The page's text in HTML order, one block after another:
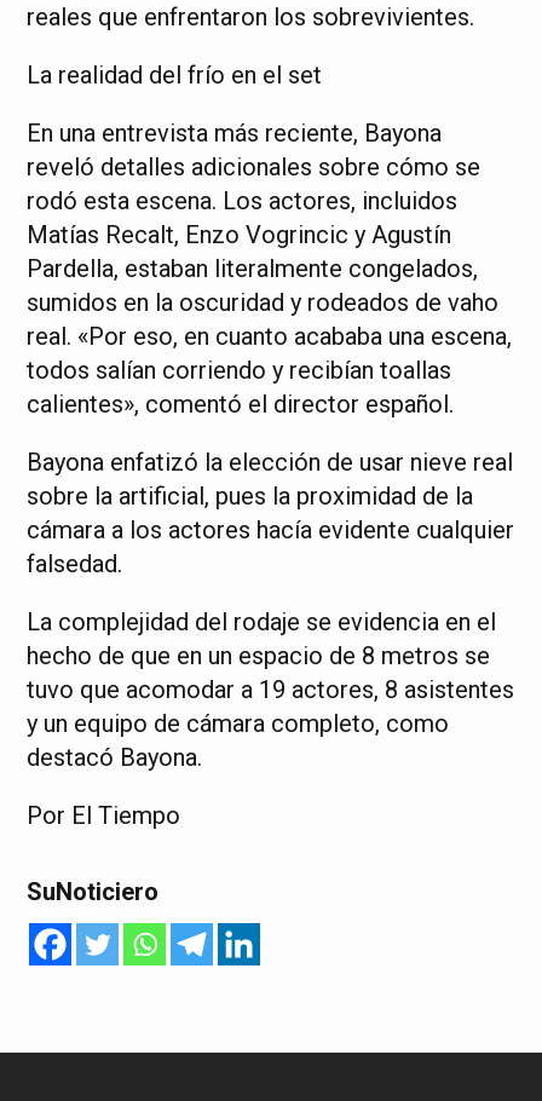
reales que enfrentaron los sobrevivientes.
La realidad del frío en el set
En una entrevista más reciente, Bayona
reveló detalles adicionales sobre cómo se
rodó esta escena. Los actores, incluidos
Matías Recalt, Enzo Vogrincic y Agustín
Pardella, estaban literalmente congelados,
sumidos en la oscuridad y rodeados de vaho
real. «Por eso, en cuanto acababa una escena,
todos salían corriendo y recibían toallas
calientes», comentó el director español.
Bayona enfatizó la elección de usar nieve real
sobre la artificial, pues la proximidad de la
cámara a los actores hacía evidente cualquier
falsedad.
La complejidad del rodaje se evidencia en el
hecho de que en un espacio de 8 metros se
tuvo que acomodar a 19 actores, 8 asistentes
y un equipo de cámara completo, como
destacó Bayona.
Por El Tiempo
SuNoticiero